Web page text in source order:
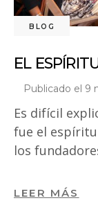
BLOG
EL
Publicado el 9
Es difícil
fue el
los
LEER MÁS